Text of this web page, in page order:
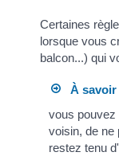
Certaines
lorsque vous
balcon...) qui
À savoir
vous pouvez
voisin, de ne
restez tenu